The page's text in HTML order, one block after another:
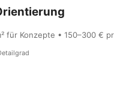
für Konzepte • 150–300 €